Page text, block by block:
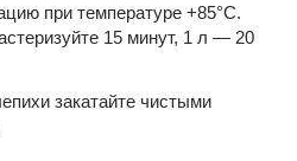
при температуре +85°С.
15 минут, 1 л — 20
закатайте чистыми